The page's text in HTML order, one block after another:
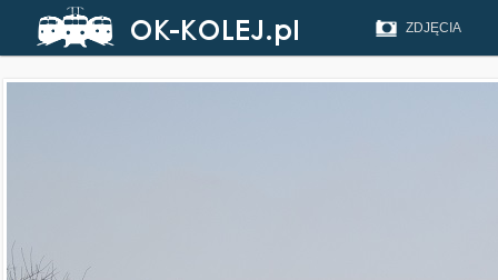
ZDJĘCIA